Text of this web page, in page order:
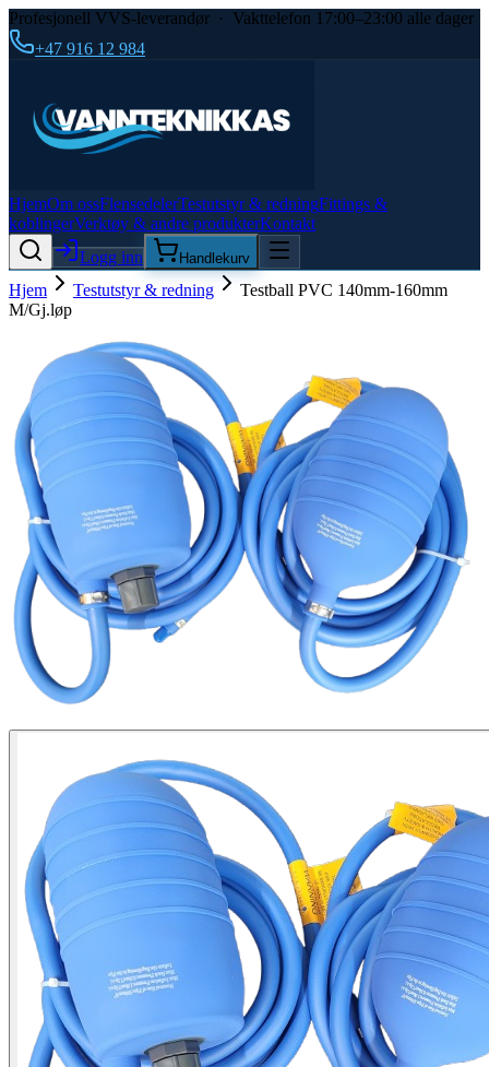
Profesjonell VVS-leverandør · Vakttelefon 17:00–23:00 alle dager
+47 916 12 984
HjemOm ossFlensedelerTestutstyr & redningFittings &
koblingerVerktøy & andre produkterKontakt
Logg inn
Handlekurv
Hjem Testutstyr & redning
Testball PVC 140mm-160mm
M/Gj.løp